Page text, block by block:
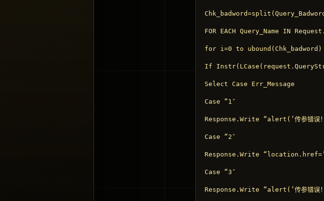
FOR EACH Query_Name IN
for i=0 to ubound(Chk_badword)
If
Select Case Err_Message
Case “1″
Response.Write “alert(’传参错误
Case “2″
Response.Write
Case “3″
Response.Write “alert(’传参错误